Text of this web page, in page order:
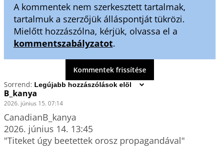
A kommentek nem szerkesztett tartalmak,
tartalmuk a szerzőjük álláspontját tükrözi.
Mielőtt hozzászólna, kérjük, olvassa el a
kommentszabályzatot.
Kommentek frissítése
Sorrend:
B_kanya
2026. június 15. 07:14
CanadianB_kanya
2026. június 14. 13:45
"Titeket úgy beetettek orosz propagandával"